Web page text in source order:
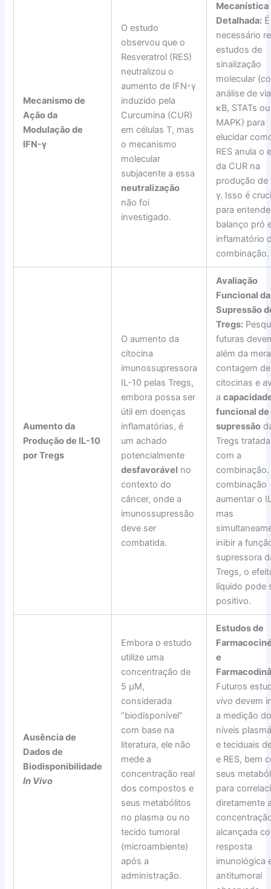
Mecanismo de
Ação da
Modulação de
IFN-γ
O estudo
observou que o
Resveratrol (RES)
neutralizou o
aumento de IFN-γ
induzido pela
Curcumina (CUR)
em células T, mas
o mecanismo
molecular
subjacente a essa
neutralização
não foi
investigado.
Mecanística
Detalhada: É
necessário
estudos de
sinalização
molecular
análise de
κB, STATs ou
MAPK) para
elucidar
RES anula o
da CUR na
produção de
γ. Isso é
para
balanço pró
inflamatório
combinação.
Aumento da
Produção de IL-10
por Tregs
O aumento da
citocina
imunossupressora
IL-10 pelas Tregs,
embora possa ser
útil em doenças
inflamatórias, é
um achado
potencialmente
desfavorável no
contexto do
câncer, onde a
imunossupressão
deve ser
combatida.
Avaliação
Funcional da
Supressão
Tregs:
futuras
além da mera
contagem de
citocinas e
a
funcional de
supressão
Tregs
com a
combinação.
combinação
aumentar o
mas
inibir a
supressora
Tregs, o
líquido pode
positivo.
Ausência de
Dados de
Biodisponibilidade
In Vivo
Embora o estudo
utilize uma
concentração de
5 µM,
considerada
“biodisponível”
com base na
literatura, ele não
mede a
concentração real
dos compostos e
seus metabólitos
no plasma ou no
tecido tumoral
(microambiente)
após a
administração.
Estudos de
e
Futuros
vivo devem
a medição
níveis
e teciduais
e RES, bem
seus
para
diretamente
alcançada
resposta
imunológica
antitumoral